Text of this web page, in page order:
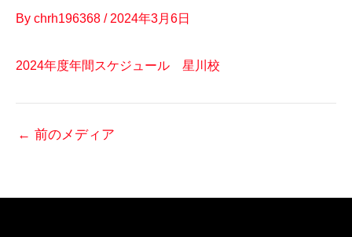
By chrh196368 / 2024年3月6日
2024年度年間スケジュール 星川校
← 前のメディア